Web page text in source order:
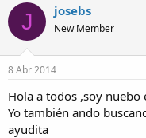
c
t
i
o
n
s
J josebs
New Member
8 Abr 2014
Hola a todos ,soy nuebo
Yo también ando
ayudita